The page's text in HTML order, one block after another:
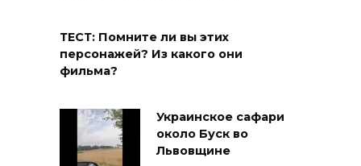
ТЕСТ: Помните ли вы этих
персонажей? Из какого они
фильма?
Украинское сафари
около Буск во
Львовщине